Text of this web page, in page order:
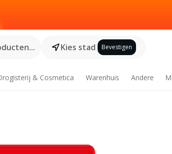
Kies stad Bevestigen
& Cosmetica Warenhuis Andere